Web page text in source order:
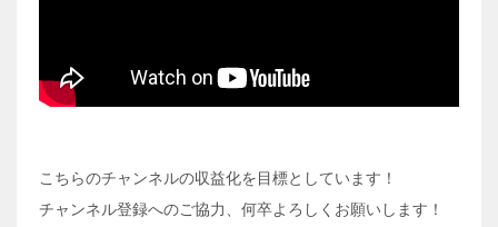
こちらのチャンネルの収益化を目標としています！
チャンネル登録へのご協力、何卒よろしくお願いします！